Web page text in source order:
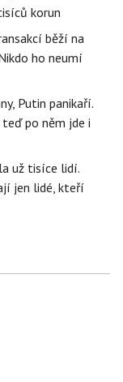
korun
běží na
ho neumí
Putin panikaří.
po něm jde i
už tisíce lidí.
jen lidé, kteří